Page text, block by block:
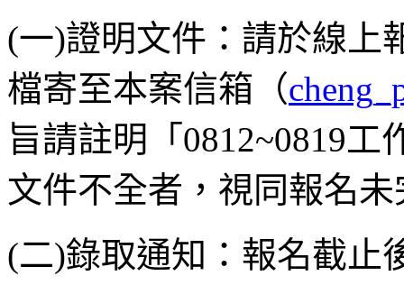
(一)證明文件：請於線上
檔寄至本案信箱（
旨請註明「0812~0819
文件不全者，視同報名
(二)錄取通知：報名截止